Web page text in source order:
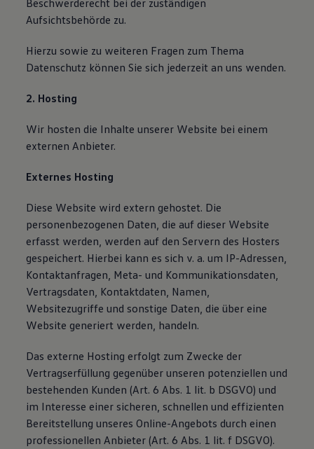
Beschwerderecht bei der zuständigen
Aufsichtsbehörde zu.
Hierzu sowie zu weiteren Fragen zum Thema
Datenschutz können Sie sich jederzeit an uns wenden.
2. Hosting
Wir hosten die Inhalte unserer Website bei einem
externen Anbieter.
Externes Hosting
Diese Website wird extern gehostet. Die
personenbezogenen Daten, die auf dieser Website
erfasst werden, werden auf den Servern des Hosters
gespeichert. Hierbei kann es sich v. a. um IP-Adressen,
Kontaktanfragen, Meta- und Kommunikationsdaten,
Vertragsdaten, Kontaktdaten, Namen,
Websitezugriffe und sonstige Daten, die über eine
Website generiert werden, handeln.
Das externe Hosting erfolgt zum Zwecke der
Vertragserfüllung gegenüber unseren potenziellen und
bestehenden Kunden (Art. 6 Abs. 1 lit. b DSGVO) und
im Interesse einer sicheren, schnellen und effizienten
Bereitstellung unseres Online-Angebots durch einen
professionellen Anbieter (Art. 6 Abs. 1 lit. f DSGVO).